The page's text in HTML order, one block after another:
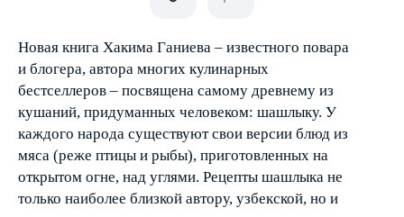
Новая книга Хакима Ганиева – известного повара
и блогера, автора многих кулинарных
бестселлеров – посвящена самому древнему из
кушаний, придуманных человеком: шашлыку. У
каждого народа существуют свои версии блюд из
мяса (реже птицы и рыбы), приготовленных на
открытом огне, над углями. Рецепты шашлыка не
только наиболее близкой автору, узбекской, но и